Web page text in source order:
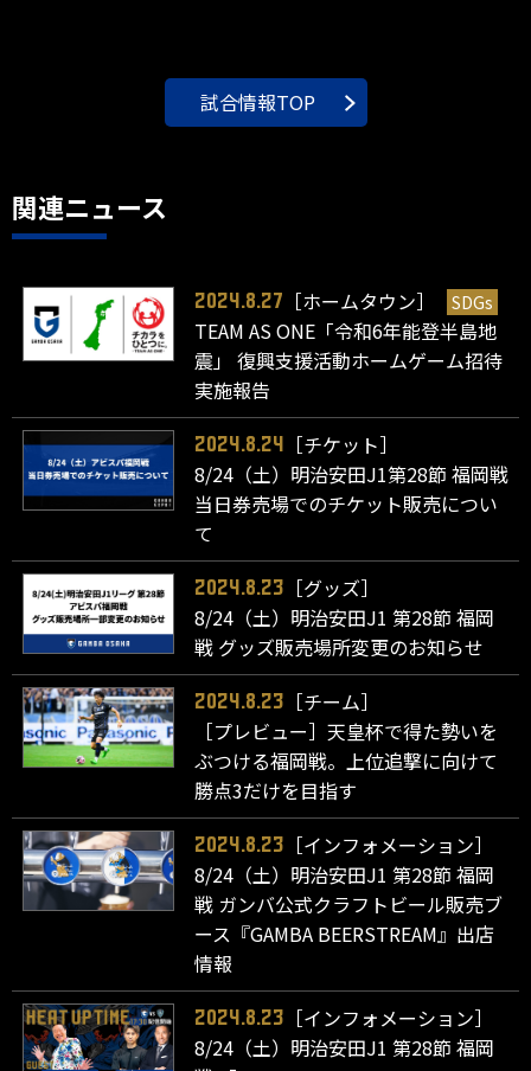
試合情報TOP
関連ニュース
2024.8.27 ［ホームタウン］ SDGs
TEAM AS ONE「令和6年能登半島地
震」 復興支援活動ホームゲーム招待
実施報告
2024.8.24
［チケット］
8/24（土）明治安田J1第28節 福岡戦
当日券売場でのチケット販売につい
て
2024.8.23
［グッズ］
8/24（土）明治安田J1 第28節 福岡
戦 グッズ販売場所変更のお知らせ
2024.8.23
［チーム］
［プレビュー］天皇杯で得た勢いを
ぶつける福岡戦。上位追撃に向けて
勝点3だけを目指す
2024.8.23
［インフォメーション］
8/24（土）明治安田J1 第28節 福岡
戦 ガンバ公式クラフトビール販売ブ
ース『GAMBA BEERSTREAM』出店
情報
2024.8.23
［インフォメーション］
8/24（土）明治安田J1 第28節 福岡